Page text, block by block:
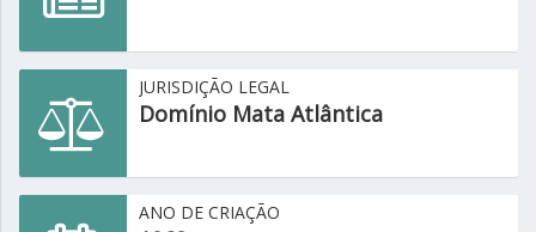
JURISDIÇÃO LEGAL
Domínio Mata Atlântica
ANO DE CRIAÇÃO